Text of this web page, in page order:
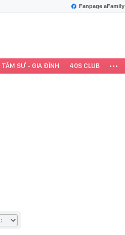
Fanpage aFamily
TÂM SỰ - GIA ĐÌNH 40S CLUB